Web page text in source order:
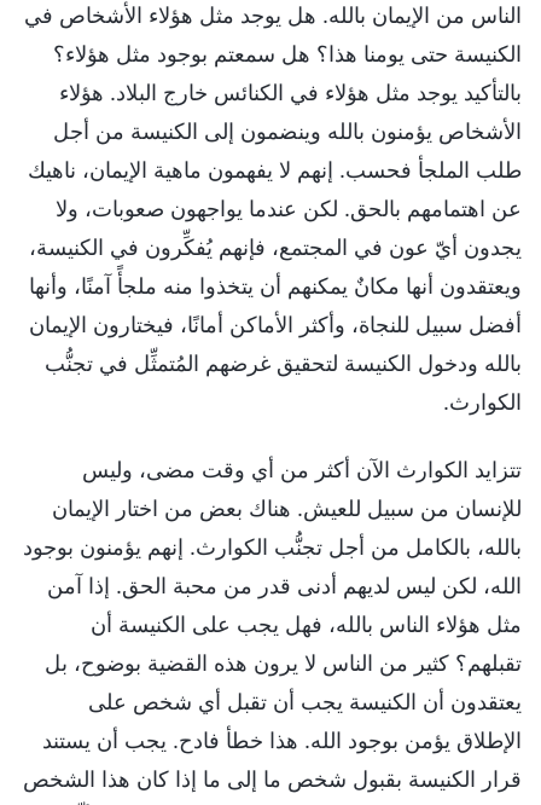
الناس من الإيمان بالله. هل يوجد مثل هؤلاء الأشخاص في
الكنيسة حتى يومنا هذا؟ هل سمعتم بوجود مثل هؤلاء؟
بالتأكيد يوجد مثل هؤلاء في الكنائس خارج البلاد. هؤلاء
الأشخاص يؤمنون بالله وينضمون إلى الكنيسة من أجل
طلب الملجأ فحسب. إنهم لا يفهمون ماهية الإيمان، ناهيك
عن اهتمامهم بالحق. لكن عندما يواجهون صعوبات، ولا
يجدون أيّ عون في المجتمع، فإنهم يُفكِّرون في الكنيسة،
ويعتقدون أنها مكانٌ يمكنهم أن يتخذوا منه ملجأً آمنًا، وأنها
أفضل سبيل للنجاة، وأكثر الأماكن أمانًا، فيختارون الإيمان
بالله ودخول الكنيسة لتحقيق غرضهم المُتمثِّل في تجنُّب
الكوارث.
تتزايد الكوارث الآن أكثر من أي وقت مضى، وليس
للإنسان من سبيل للعيش. هناك بعض من اختار الإيمان
بالله، بالكامل من أجل تجنُّب الكوارث. إنهم يؤمنون بوجود
الله، لكن ليس لديهم أدنى قدر من محبة الحق. إذا آمن
مثل هؤلاء الناس بالله، فهل يجب على الكنيسة أن
تقبلهم؟ كثير من الناس لا يرون هذه القضية بوضوح، بل
يعتقدون أن الكنيسة يجب أن تقبل أي شخص على
الإطلاق يؤمن بوجود الله. هذا خطأ فادح. يجب أن يستند
قرار الكنيسة بقبول شخص ما إلى ما إذا كان هذا الشخص